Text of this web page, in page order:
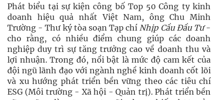
Phát biểu tại sự kiện công bố Top 50 Công ty kinh
doanh hiệu quả nhất Việt Nam, ông Chu Minh
Trường - Thư ký tòa soạn Tạp chí Nhịp Cầu Đầu Tư-
cho rằng, có nhiều điểm chung giúp các doanh
nghiệp duy trì sự tăng trưởng cao về doanh thu và
lợi nhuận. Trong đó, nổi bật là mức độ cam kết của
đội ngũ lãnh đạo với ngành nghề kinh doanh cốt lõi
và xu hướng phát triển bền vững theo các tiêu chí
ESG (Môi trường - Xã hội - Quản trị). Phát triển bền